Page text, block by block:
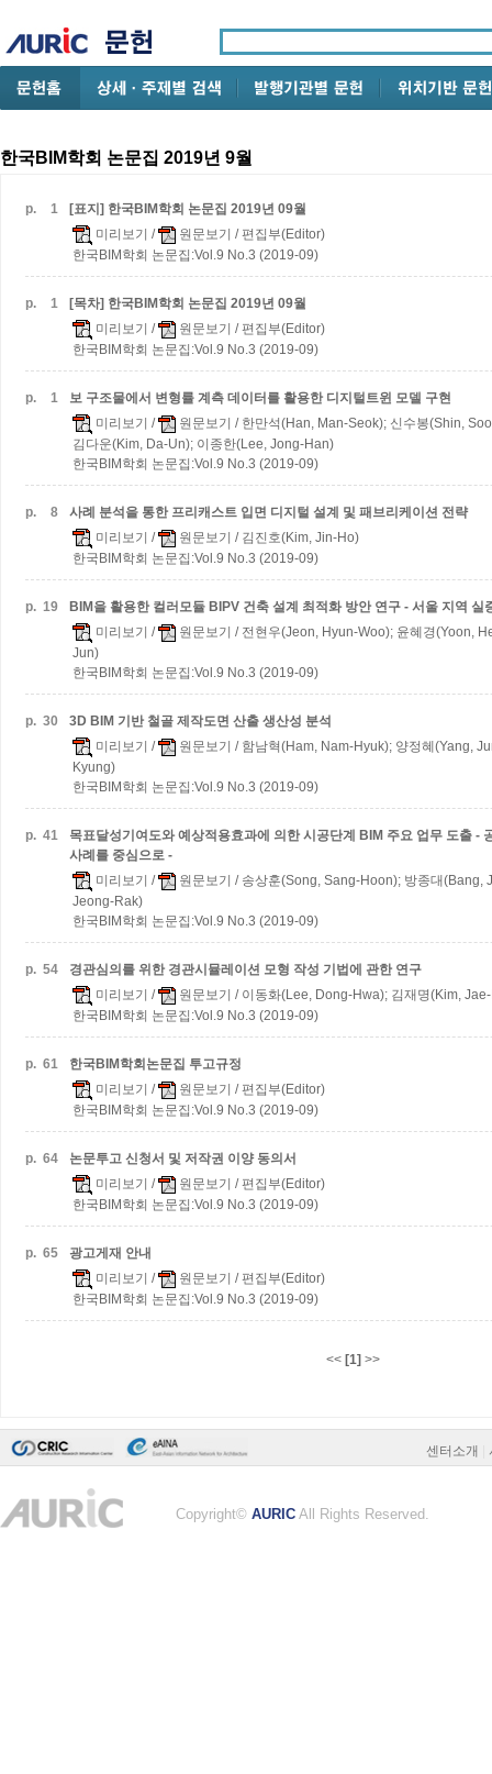
한국BIM학회 논문집 2019년 9월
p. 1
[표지] 한국BIM학회 논문집 2019년 09월
미리보기 / 원문보기 / 편집부(Editor)
한국BIM학회 논문집:Vol.9 No.3 (2019-09)
p. 1
[목차] 한국BIM학회 논문집 2019년 09월
미리보기 / 원문보기 / 편집부(Editor)
한국BIM학회 논문집:Vol.9 No.3 (2019-09)
p. 1
보 구조물에서 변형률 계측 데이터를 활용한 디지털트윈 모델 구현
미리보기 / 원문보기 / 한만석(Han, Man-Seok); 신수봉(Shin,
김다운(Kim, Da-Un); 이종한(Lee, Jong-Han)
한국BIM학회 논문집:Vol.9 No.3 (2019-09)
p. 8
사례 분석을 통한 프리캐스트 입면 디지털 설계 및 패브리케이션 전략
미리보기 / 원문보기 / 김진호(Kim, Jin-Ho)
한국BIM학회 논문집:Vol.9 No.3 (2019-09)
p. 19
BIM을 활용한 컬러모듈 BIPV 건축 설계 최적화 방안 연구 - 서울 지역 실
미리보기 / 원문보기 / 전현우(Jeon, Hyun-Woo); 윤혜경(Yoon,
Jun)
한국BIM학회 논문집:Vol.9 No.3 (2019-09)
p. 30
3D BIM 기반 철골 제작도면 산출 생산성 분석
미리보기 / 원문보기 / 함남혁(Ham, Nam-Hyuk); 양정혜(Yang,
Kyung)
한국BIM학회 논문집:Vol.9 No.3 (2019-09)
p. 41
목표달성기여도와 예상적용효과에 의한 시공단계 BIM 주요 업무 도출 -
사례를 중심으로 -
미리보기 / 원문보기 / 송상훈(Song, Sang-Hoon); 방종대(Bang,
Jeong-Rak)
한국BIM학회 논문집:Vol.9 No.3 (2019-09)
p. 54
경관심의를 위한 경관시뮬레이션 모형 작성 기법에 관한 연구
미리보기 / 원문보기 / 이동화(Lee, Dong-Hwa); 김재명(Kim,
한국BIM학회 논문집:Vol.9 No.3 (2019-09)
p. 61
한국BIM학회논문집 투고규정
미리보기 / 원문보기 / 편집부(Editor)
한국BIM학회 논문집:Vol.9 No.3 (2019-09)
p. 64
논문투고 신청서 및 저작권 이양 동의서
미리보기 / 원문보기 / 편집부(Editor)
한국BIM학회 논문집:Vol.9 No.3 (2019-09)
p. 65
광고게재 안내
미리보기 / 원문보기 / 편집부(Editor)
한국BIM학회 논문집:Vol.9 No.3 (2019-09)
<< [1] >>
센터소개
Copyright© AURIC All Rights Reserved.